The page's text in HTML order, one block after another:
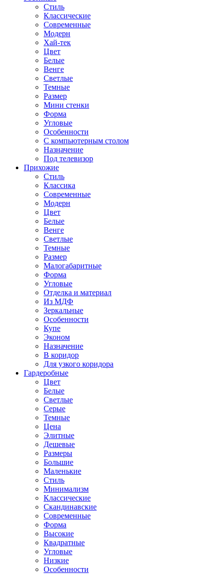
Стиль
Классические
Современные
Модерн
Хай-тек
Цвет
Белые
Венге
Светлые
Темные
Размер
Мини стенки
Форма
Угловые
Особенности
С компьютерным столом
Назначение
Под телевизор
Прихожие
Стиль
Классика
Современные
Модерн
Цвет
Белые
Венге
Светлые
Темные
Размер
Малогабаритные
Форма
Угловые
Отделка и материал
Из МДФ
Зеркальные
Особенности
Купе
Эконом
Назначение
В коридор
Для узкого коридора
Гардеробные
Цвет
Белые
Светлые
Серые
Темные
Цена
Элитные
Дешевые
Размеры
Большие
Маленькие
Стиль
Минимализм
Классические
Скандинавские
Современные
Форма
Высокие
Квадратные
Угловые
Низкие
Особенности